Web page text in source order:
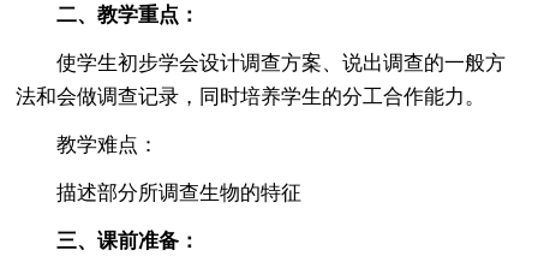
二、教学重点：
使学生初步学会设计调查方案、说出调查的一般方
法和会做调查记录，同时培养学生的分工合作能力。
教学难点：
描述部分所调查生物的特征
三、课前准备：